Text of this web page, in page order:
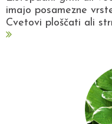
imajo posamezne
Cvetovi ploščati ali